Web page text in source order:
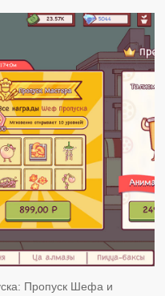
Пропуск Шефа и